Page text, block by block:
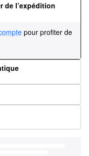
de l’expédition
pour profiter de